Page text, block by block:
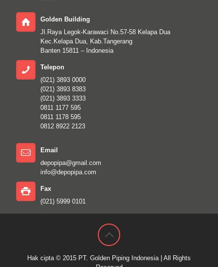
Golden Building
Jl.Raya Legok-Karawaci No.57-58 Kelapa Dua
Kec.Kelapa Dua, Kab.Tangerang
Banten 15811 – Indonesia
Telepon
(021) 3893 0000
(021) 3893 8383
(021) 3893 3333
0811 1177 595
0811 1178 595
0812 8922 2123
Email
depopipa@gmail.com
info@depopipa.com
Fax
(021) 5999 0101
Hak cipta © 2015 PT. Golden Piping Indonesia | All Rights